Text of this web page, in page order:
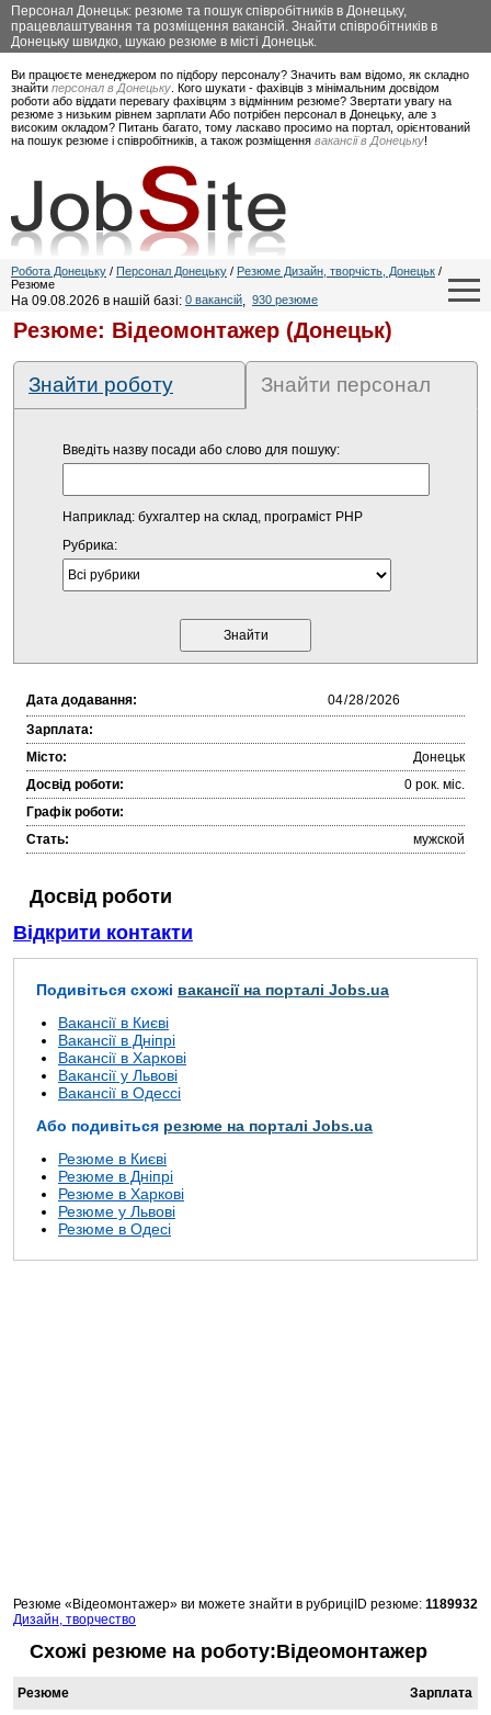
Персонал Донецьк: резюме та пошук співробітників в Донецьку,
працевлаштування та розміщення вакансій. Знайти співробітників в
Донецьку швидко, шукаю резюме в місті Донецьк.
Ви працюєте менеджером по підбору персоналу? Значить вам відомо, як складно
знайти персонал в Донецьку . Кого шукати - фахівців з мінімальним досвідом
роботи або віддати перевагу фахівцям з відмінним резюме? Звертати увагу на
резюме з низьким рівнем зарплати Або потрібен персонал в Донецьку, але з
високим окладом? Питань багато, тому ласкаво просимо на портал, орієнтований
на пошук резюме і співробітників, а також розміщення вакансії в Донецьку!
Робота Донецьку / Персонал Донецьку / Резюме Дизайн, творчість, Донецьк /
Резюме
На 09.08.2026 в нашій базі: 0 вакансій, 930 резюме
Резюме: Відеомонтажер (Донецьк)
Знайти роботу Знайти персонал
Введіть назву посади або слово для пошуку:
Наприклад: бухгалтер на склад, програміст PHP
Рубрика:
Дата додавання:
Зарплата:
Місто:
Донецьк
Досвід роботи:
0 рок. міc.
Графік роботи:
Стать:
мужской
Досвід роботи
Відкрити контакти
Подивіться схожі вакансії на порталі Jobs.ua
Вакансії в Києві
Вакансії в Дніпрі
Вакансії в Харкові
Вакансії у Львові
Вакансії в Одессі
Або подивіться резюме на порталі Jobs.ua
Резюме в Києві
Резюме в Дніпрі
Резюме в Харкові
Резюме у Львові
Резюме в Одесі
Резюме «Відеомонтажер» ви можете знайти в рубриці
Дизайн, творчество
ID резюме: 1189932
Схожі резюме на роботу:Відеомонтажер
Резюме Зарплата